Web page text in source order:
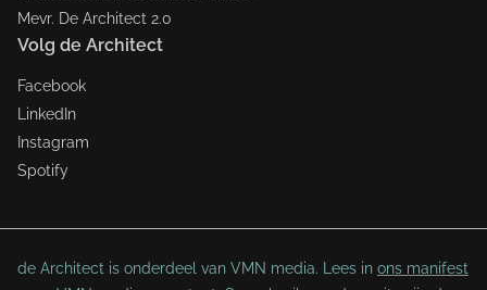
Mevr. De Architect 2.0
Volg de Architect
Facebook
LinkedIn
Instagram
Spotify
de Architect is onderdeel van VMN media. Lees in ons manifest